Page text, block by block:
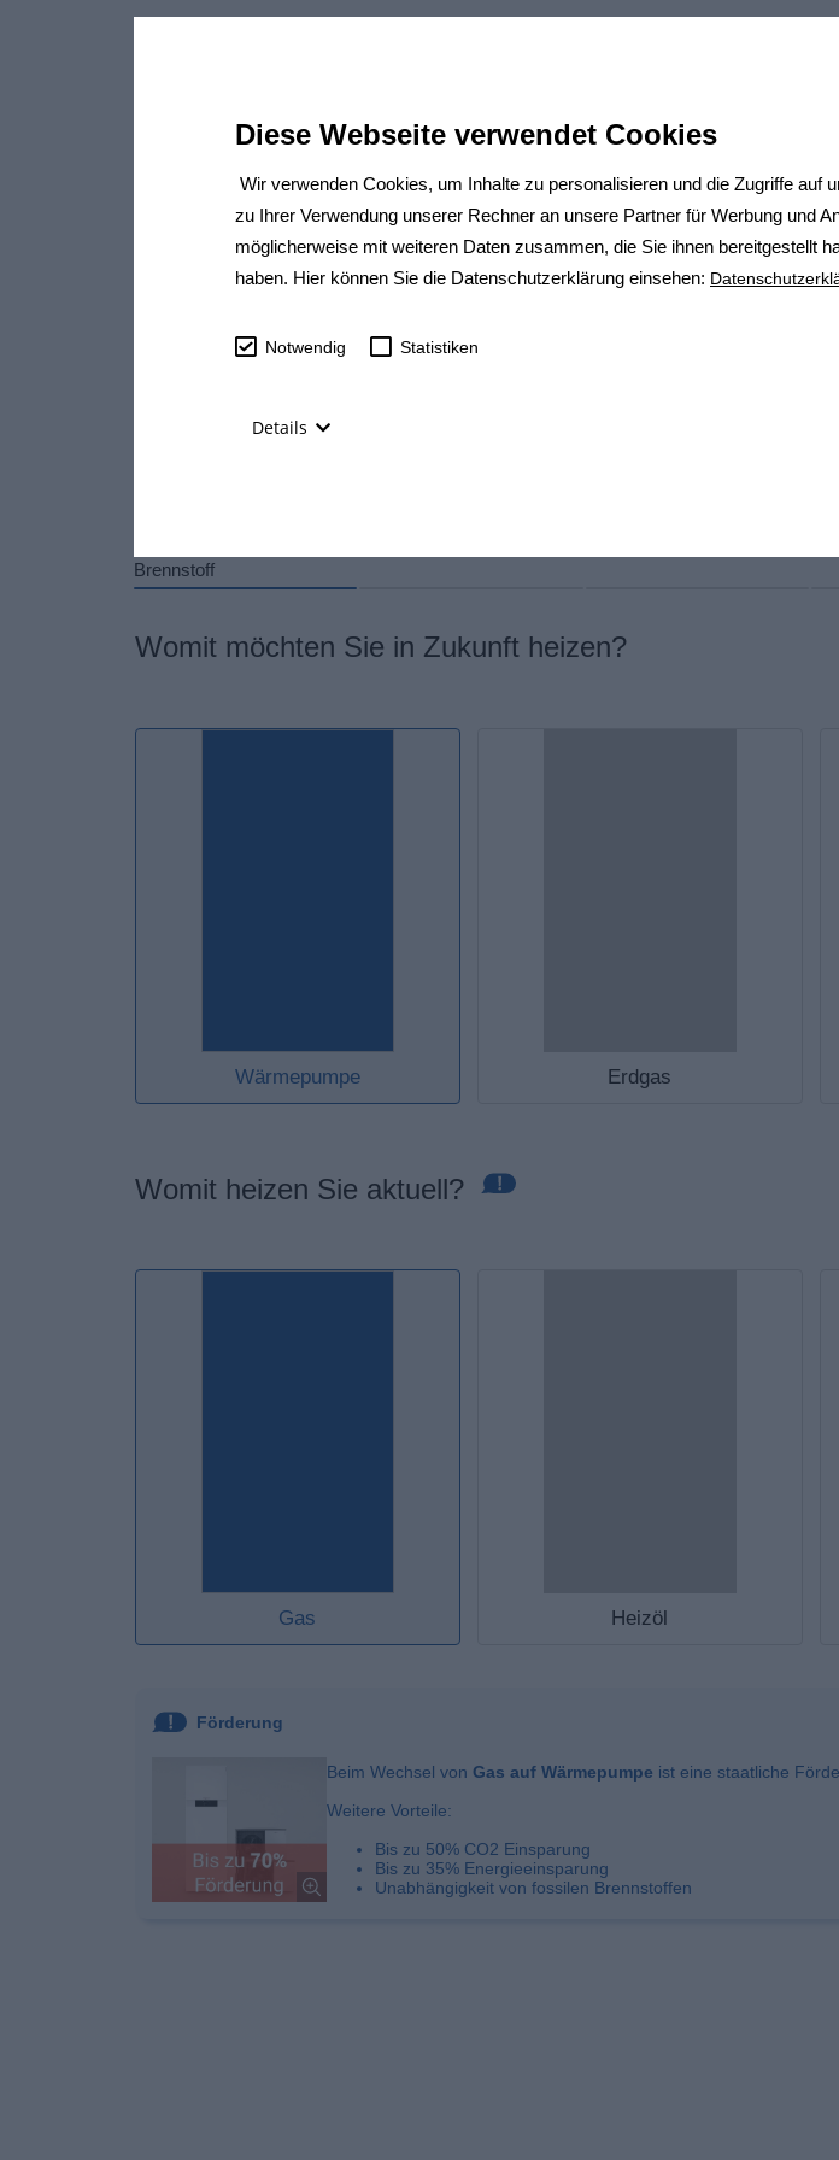
Diese Webseite verwendet Cookies
Wir verwenden Cookies, um Inhalte zu personalisieren und die Zugriffe
zu Ihrer Verwendung unserer Rechner an unsere Partner für Werbung und
möglicherweise mit weiteren Daten zusammen, die Sie ihnen bereitgestellt
haben. Hier können Sie die Datenschutzerklärung einsehen:
Notwendig Statistiken
Details
Brennstoff
Womit möchten Sie in Zukunft heizen?
Wärmepumpe Erdgas
Womit heizen Sie aktuell?
Gas Heizöl
Förderung
Beim Wechsel vonGas auf Wärmepumpe ist eine staatliche
Weitere Vorteile:
Bis zu 50% CO2 Einsparung
Bis zu 35% Energieeinsparung
Unabhängigkeit von fossilen Brennstoffen